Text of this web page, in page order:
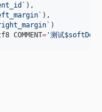
` ),
` ),
` )
COMMENT= '测试